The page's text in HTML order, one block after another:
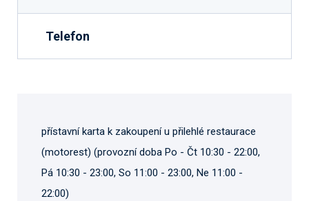
Telefon
přístavní karta k zakoupení u přilehlé restaurace
(motorest) (provozní doba Po - Čt 10:30 - 22:00,
Pá 10:30 - 23:00, So 11:00 - 23:00, Ne 11:00 -
22:00)